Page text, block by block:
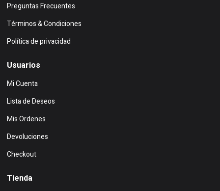
Preguntas Frecuentes
Términos & Condiciones
Política de privacidad
Usuarios
Mi Cuenta
Lista de Deseos
Mis Ordenes
Devoluciones
Checkout
Tienda